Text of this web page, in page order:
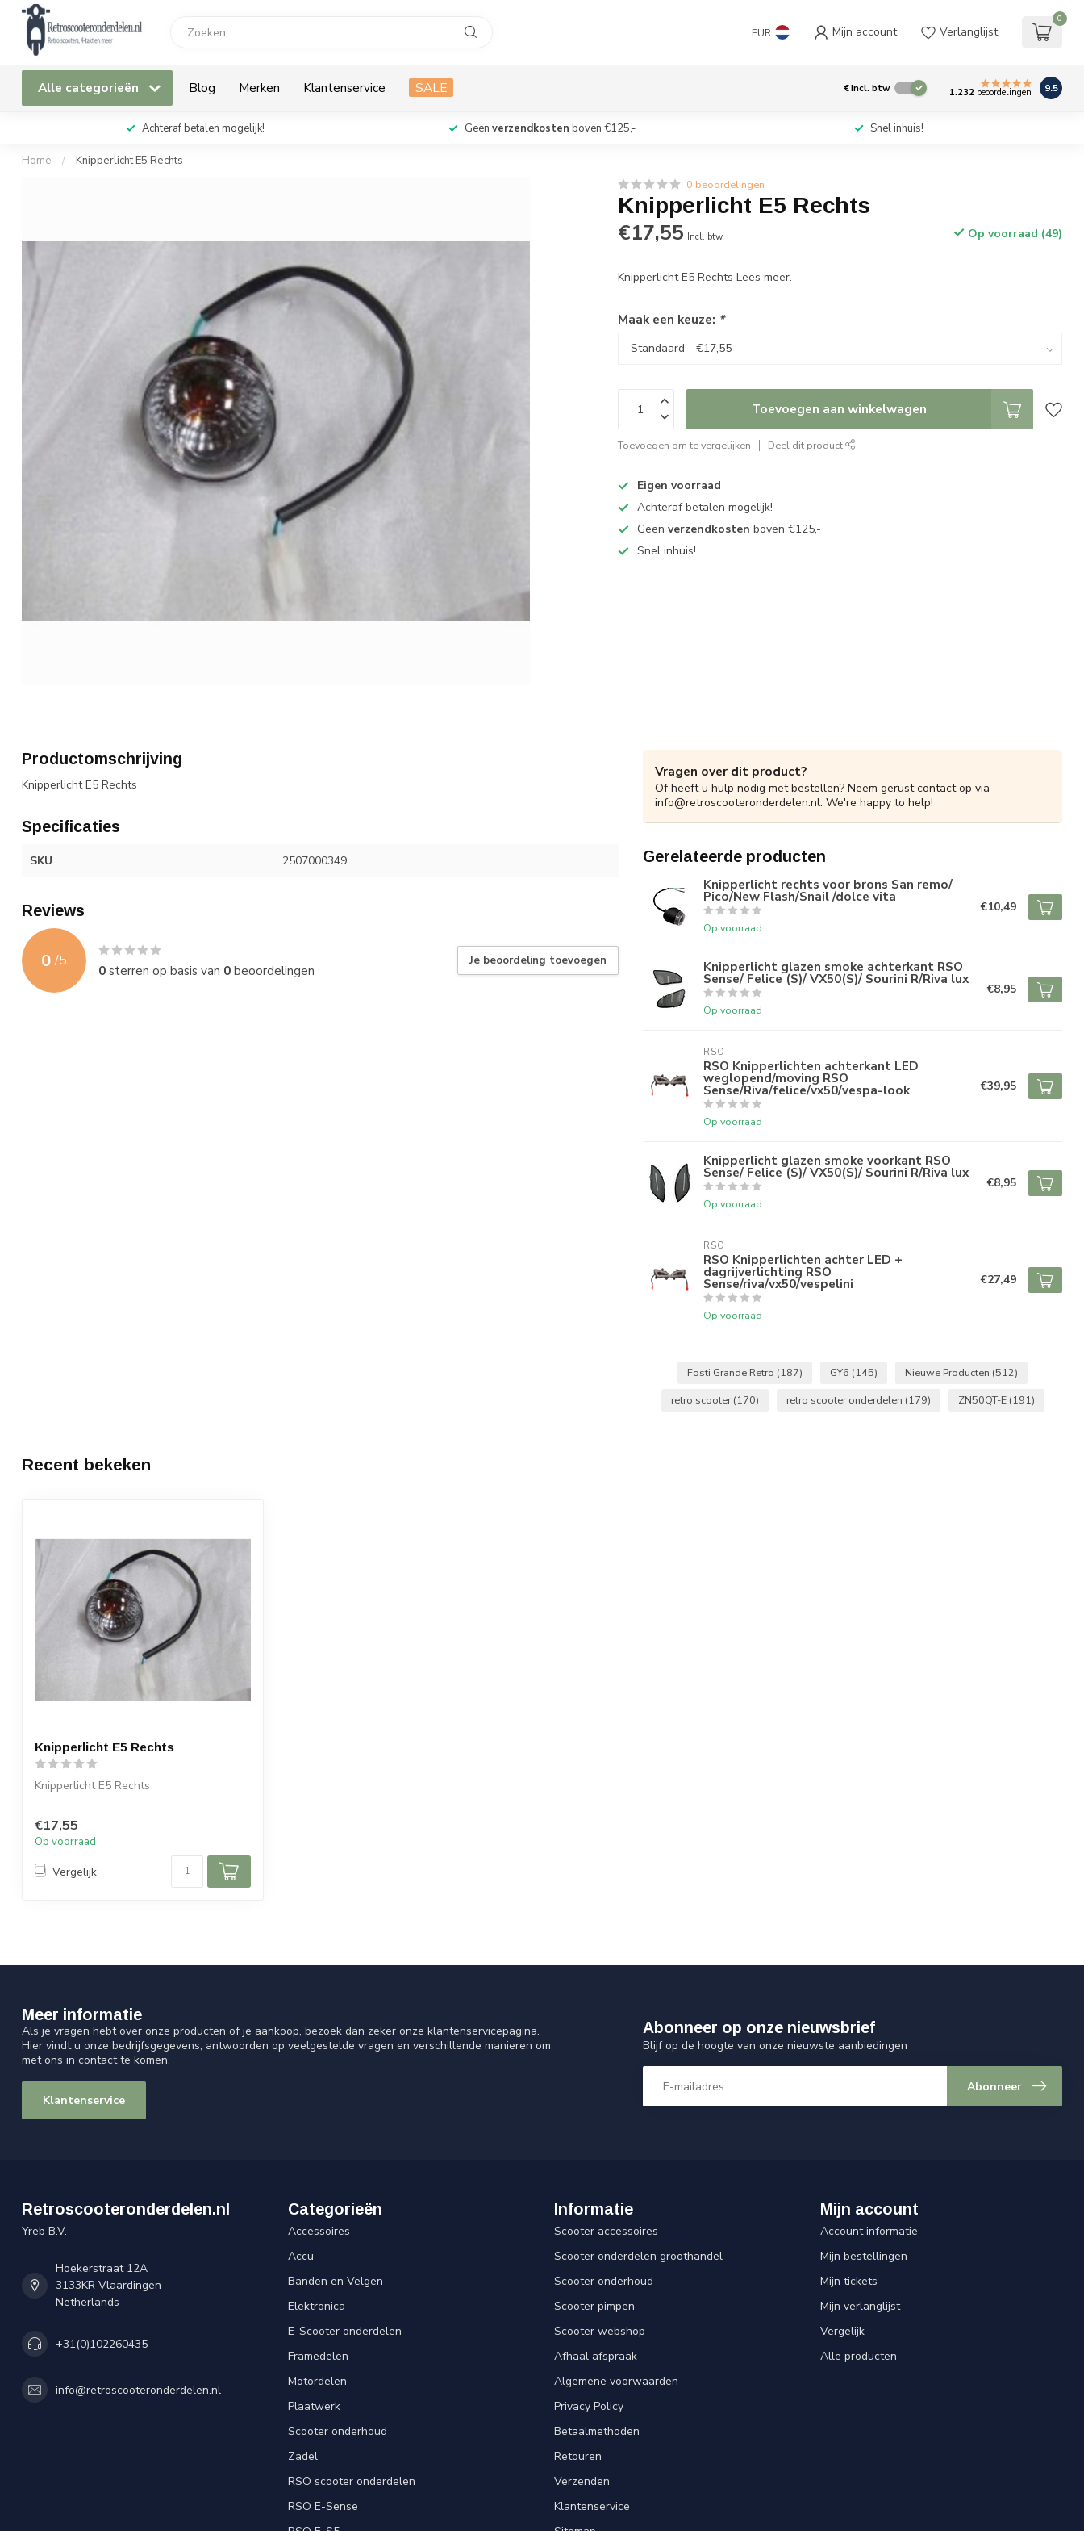
EUR Mijn account Verlanglijst
0
Alle categorieën Blog Merken Klantenservice SALE €Incl. btw 1.232 beoordelingen 9.5
Achteraf betalen mogelijk! Geen verzendkosten boven €125,- Snel inhuis!
Home / Knipperlicht E5 Rechts
0 beoordelingen
Knipperlicht E5 Rechts
€17,55 Incl. btw Op voorraad (49)
Knipperlicht E5 RechtsLees meer.
Maak een keuze: *
Toevoegen aan winkelwagen
Toevoegen om te vergelijken Deel dit product
Eigen voorraad
Achteraf betalen mogelijk!
Geenverzendkosten boven €125,-
Snel inhuis!
Productomschrijving
Knipperlicht E5 Rechts
Specificaties
SKU 2507000349
Reviews
0 /5
0sterren op basis van 0beoordelingen
Je beoordeling toevoegen
Vragen over dit product?
Of heeft u hulp nodig met bestellen? Neem gerust contact op via
info@retroscooteronderdelen.nl. We're happy to help!
Gerelateerde producten
Knipperlicht rechts voor brons San remo/
Pico/New Flash/Snail /dolce vita
Op voorraad
€10,49
Knipperlicht glazen smoke achterkant RSO
Sense/ Felice (S)/ VX50(S)/ Sourini R/Riva lux
Op voorraad
€8,95
RSO
RSO Knipperlichten achterkant LED
weglopend/moving RSO
Sense/Riva/felice/vx50/vespa-look
Op voorraad
€39,95
Knipperlicht glazen smoke voorkant RSO
Sense/ Felice (S)/ VX50(S)/ Sourini R/Riva lux
Op voorraad
€8,95
RSO
RSO Knipperlichten achter LED +
dagrijverlichting RSO
Sense/riva/vx50/vespelini
Op voorraad
€27,49
Fosti Grande Retro (187) GY6 (145) Nieuwe Producten (512)
retro scooter (170) retro scooter onderdelen (179) ZN50QT-E (191)
Recent bekeken
Knipperlicht E5 Rechts
Knipperlicht E5 Rechts
€17,55
Op voorraad
Vergelijk
Meer informatie
Als je vragen hebt over onze producten of je aankoop, bezoek dan zeker onze klantenservicepagina.
Hier vindt u onze bedrijfsgegevens, antwoorden op veelgestelde vragen en verschillende manieren om
met ons in contact te komen.
Klantenservice
Abonneer op onze nieuwsbrief
Blijf op de hoogte van onze nieuwste aanbiedingen
Abonneer
Retroscooteronderdelen.nl
Yreb B.V.
Hoekerstraat 12A
3133KR Vlaardingen
Netherlands
+31(0)102260435
info@retroscooteronderdelen.nl
Categorieën
Accessoires
Accu
Banden en Velgen
Elektronica
E-Scooter onderdelen
Framedelen
Motordelen
Plaatwerk
Scooter onderhoud
Zadel
RSO scooter onderdelen
RSO E-Sense
Informatie
Scooter accessoires
Scooter onderdelen groothandel
Scooter onderhoud
Scooter pimpen
Scooter webshop
Afhaal afspraak
Algemene voorwaarden
Privacy Policy
Betaalmethoden
Retouren
Verzenden
Klantenservice
Mijn account
Account informatie
Mijn bestellingen
Mijn tickets
Mijn verlanglijst
Vergelijk
Alle producten